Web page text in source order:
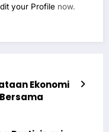
your Profile now.
Ekonomi